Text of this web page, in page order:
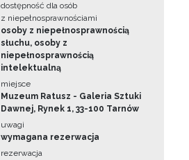
dostępność dla osób
z niepełnosprawnościami
osoby z niepełnosprawnością
słuchu, osoby z
niepełnosprawnością
intelektualną
miejsce
Muzeum Ratusz - Galeria Sztuki
Dawnej, Rynek 1, 33-100 Tarnów
uwagi
wymagana rezerwacja
rezerwacja